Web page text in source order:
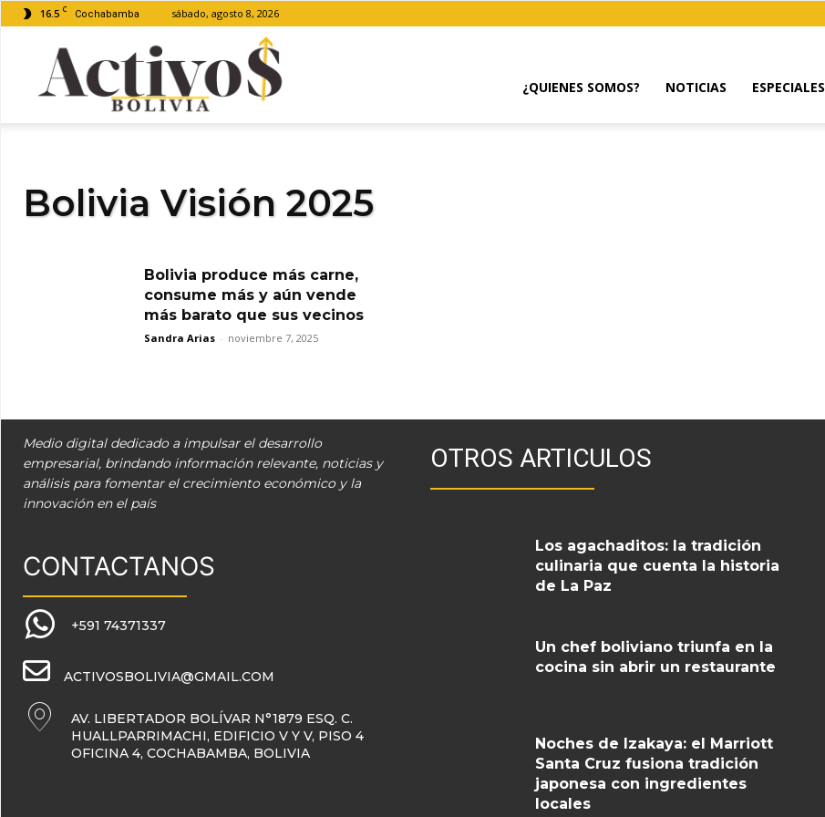
16.5 C Cochabamba sábado, agosto 8, 2026
¿QUIENES SOMOS? NOTICIAS ESPECIALES
Bolivia Visión 2025
Bolivia produce más carne,
consume más y aún vende
más barato que sus vecinos
Sandra Arias - noviembre 7, 2025
Medio digital dedicado a impulsar el desarrollo
empresarial, brindando información relevante, noticias y
análisis para fomentar el crecimiento económico y la
innovación en el país
CONTACTANOS
+591 74371337
ACTIVOSBOLIVIA@GMAIL.COM
AV. LIBERTADOR BOLÍVAR N°1879 ESQ. C.
HUALLPARRIMACHI, EDIFICIO V Y V, PISO 4
OFICINA 4, COCHABAMBA, BOLIVIA
OTROS ARTICULOS
Los agachaditos: la tradición
culinaria que cuenta la historia
de La Paz
Un chef boliviano triunfa en la
cocina sin abrir un restaurante
Noches de Izakaya: el Marriott
Santa Cruz fusiona tradición
japonesa con ingredientes
locales